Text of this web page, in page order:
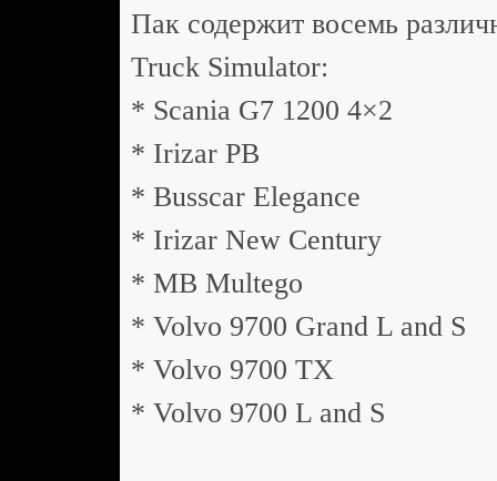
Пак содержит восемь
Truck Simulator:
* Scania G7 1200 4×2
* Irizar PB
* Busscar Elegance
* Irizar New Century
* MB Multego
* Volvo 9700 Grand L and S
* Volvo 9700 TX
* Volvo 9700 L and S